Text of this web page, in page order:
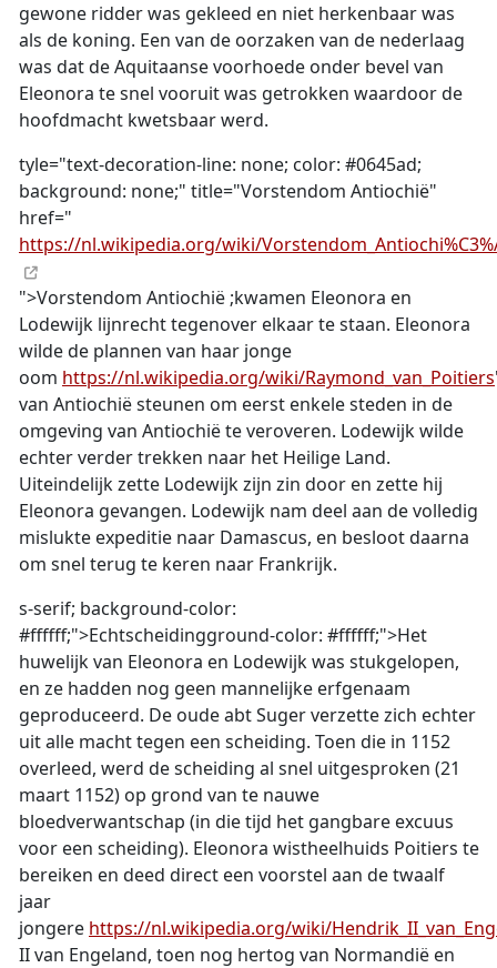
gewone ridder was gekleed en niet herkenbaar was
als de koning. Een van de oorzaken van de nederlaag
was dat de Aquitaanse voorhoede onder bevel van
Eleonora te snel vooruit was getrokken waardoor de
hoofdmacht kwetsbaar werd.
tyle="text-decoration-line: none; color: #0645ad;
background: none;" title="Vorstendom Antiochië"
href="
https://nl.wikipedia.org/wiki/
">Vorstendom Antiochië ;kwamen Eleonora en
Lodewijk lijnrecht tegenover elkaar te staan. Eleonora
wilde de plannen van haar jonge
oom https://nl.wikipedia.org/wiki/Raymond_van_Poitiers
van Antiochië steunen om eerst enkele steden in de
omgeving van Antiochië te veroveren. Lodewijk wilde
echter verder trekken naar het Heilige Land.
Uiteindelijk zette Lodewijk zijn zin door en zette hij
Eleonora gevangen. Lodewijk nam deel aan de volledig
mislukte expeditie naar Damascus, en besloot daarna
om snel terug te keren naar Frankrijk.
s-serif; background-color:
#ffffff;">Echtscheidingground-color: #ffffff;">Het
huwelijk van Eleonora en Lodewijk was stukgelopen,
en ze hadden nog geen mannelijke erfgenaam
geproduceerd. De oude abt Suger verzette zich echter
uit alle macht tegen een scheiding. Toen die in 1152
overleed, werd de scheiding al snel uitgesproken (21
maart 1152) op grond van te nauwe
bloedverwantschap (in die tijd het gangbare excuus
voor een scheiding). Eleonora wistheelhuids Poitiers te
bereiken en deed direct een voorstel aan de twaalf
jaar
jongere https://nl.wikipedia.org/wiki/
II van Engeland, toen nog hertog van Normandië en